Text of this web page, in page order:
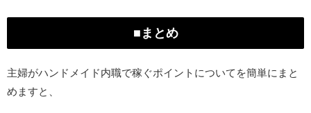
■まとめ
主婦がハンドメイド内職で稼ぐポイントについてを簡単にまと
めますと、